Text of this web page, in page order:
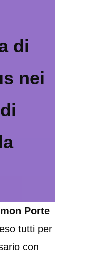
di
nei
Porte
tutti per
con